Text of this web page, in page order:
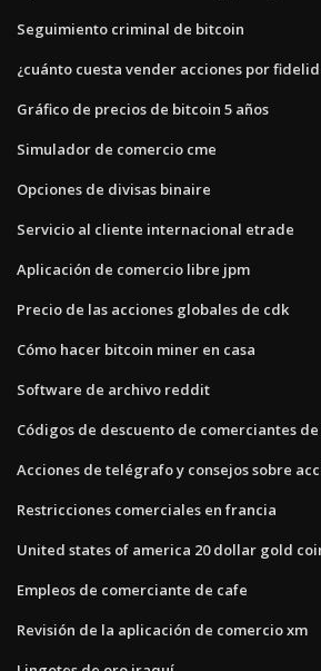
Seguimiento criminal de bitcoin
¿cuánto cuesta vender acciones por
Gráfico de precios de bitcoin 5 años
Simulador de comercio cme
Opciones de divisas binaire
Servicio al cliente internacional etrade
Aplicación de comercio libre jpm
Precio de las acciones globales de cdk
Cómo hacer bitcoin miner en casa
Software de archivo reddit
Códigos de descuento de comerciantes
Acciones de telégrafo y consejos sobre
Restricciones comerciales en francia
United states of america 20 dollar gold
Empleos de comerciante de cafe
Revisión de la aplicación de comercio xm